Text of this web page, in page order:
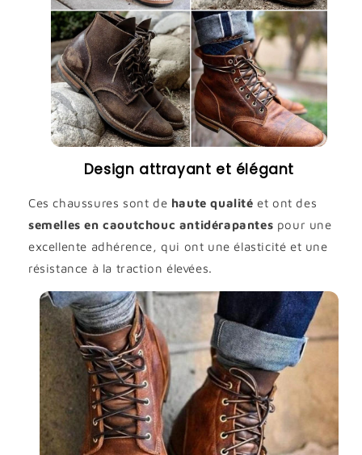
Design attrayant et élégant
Ces chaussures sont de haute qualitéet ont des
semelles en caoutchouc antidérapantes pour une
excellente adhérence, qui ont une élasticité et une
résistance à la traction élevées.